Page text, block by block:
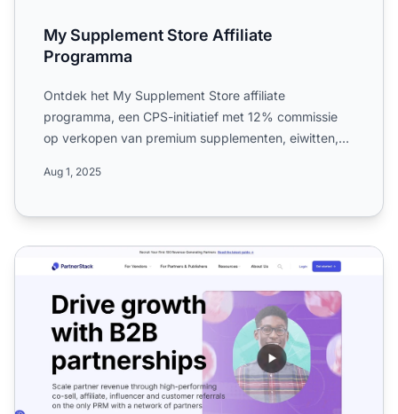
My Supplement Store Affiliate
Programma
Ontdek het My Supplement Store affiliate
programma, een CPS-initiatief met 12% commissie
op verkopen van premium supplementen, eiwitten,
Aug 1, 2025
PartnerStack Affiliate Programma